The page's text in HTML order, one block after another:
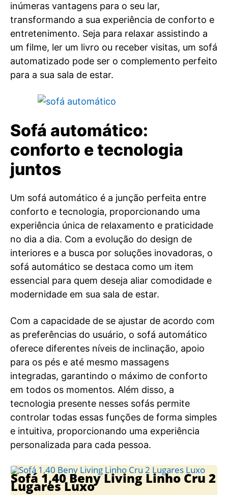
inúmeras vantagens para o seu lar,
transformando a sua experiência de conforto e
entretenimento. Seja para relaxar assistindo a
um filme, ler um livro ou receber visitas, um sofá
automatizado pode ser o complemento perfeito
para a sua sala de estar.
Sofá automático:
conforto e tecnologia
juntos
Um sofá automático é a junção perfeita entre
conforto e tecnologia, proporcionando uma
experiência única de relaxamento e praticidade
no dia a dia. Com a evolução do design de
interiores e a busca por soluções inovadoras, o
sofá automático se destaca como um item
essencial para quem deseja aliar comodidade e
modernidade em sua sala de estar.
Com a capacidade de se ajustar de acordo com
as preferências do usuário, o sofá automático
oferece diferentes níveis de inclinação, apoio
para os pés e até mesmo massagens
integradas, garantindo o máximo de conforto
em todos os momentos. Além disso, a
tecnologia presente nesses sofás permite
controlar todas essas funções de forma simples
e intuitiva, proporcionando uma experiência
personalizada para cada pessoa.
Sofá 1,40 Beny Living Linho Cru 2
Lugares Luxo